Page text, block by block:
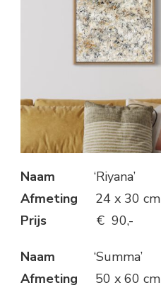
Naam ‘Riyana’
Afmeting 24 x 30 cm
Prijs € 90,-
Naam
‘Summa’
Afmeting 50 x 60 cm